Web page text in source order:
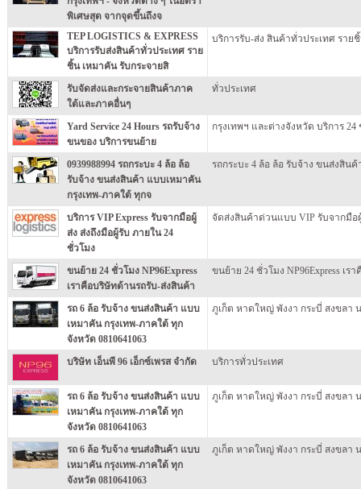
พิเศษสุด จากจุดขึ้นถึงจ
TEP LOGISTICS & EXPRESS
บริการรับส่งสินค้าทั่วประเทศ ราย
ชิ้น เหมาคัน รับกระจายสิ
บริการรับ-ส่ง สินค้าทั่วประเทศ ราย
รับจัดส่งและกระจายสินค้าภาค
ใต้และภาคอื่นๆ
ทั่วประเทศ
Yard Service 24 Hours รถรับจ้าง
ขนของ บริการขนย้าย
กรุงเทพฯ และต่างจังหวัด บริการ 24
0939988994 รถกระบะ 4 ล้อ ล้อ
รับจ้าง ขนส่งสินค้า แบบเหมาคัน
กรุงเทพ-ภาคใต้ ทุกจ
รถกระบะ 4 ล้อ ล้อ รับจ้าง ขนส่งสิน
บริการ VIP Express รับจากมือผู้
ส่ง ส่งถึงมือผู้รับ ภายใน 24
ชั่วโมง
จัดส่งสินค้าด่วนแบบ VIP รับจากมือ
ขนย้าย 24 ชั่วโมง NP96Express
เราคือบริษัทด้านรถรับ-ส่งสินค้า
ขนย้าย 24 ชั่วโมง NP96Express เร
รถ 6 ล้อ รับจ้าง ขนส่งสินค้า แบบ
เหมาคัน กรุงเทพ-ภาคใต้ ทุก
จังหวัด 0810641063
ภูเก็ต หาดใหญ่ พังงา กระบี่ สงขลา
บริษัท เอ็นพี 96 เอ็กซ์เพรส จำกัด บริการทั่วประเทศ
รถ 6 ล้อ รับจ้าง ขนส่งสินค้า แบบ
เหมาคัน กรุงเทพ-ภาคใต้ ทุก
จังหวัด 0810641063
ภูเก็ต หาดใหญ่ พังงา กระบี่ สงขลา
รถ 6 ล้อ รับจ้าง ขนส่งสินค้า แบบ
เหมาคัน กรุงเทพ-ภาคใต้ ทุก
จังหวัด 0810641063
ภูเก็ต หาดใหญ่ พังงา กระบี่ สงขลา